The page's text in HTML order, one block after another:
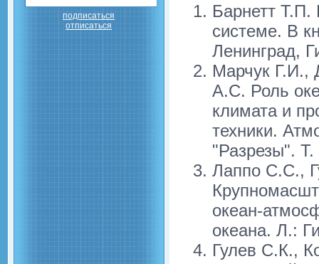
подписаться
отписаться
Барнетт Т.П.
системе. В
Ленинград,
Марчук Г.И.,
А.С. Роль
климата и
техники.
"Разрезы".
Лаппо С.С.,
океан-
океана. Л.:
Гулев C.К.,